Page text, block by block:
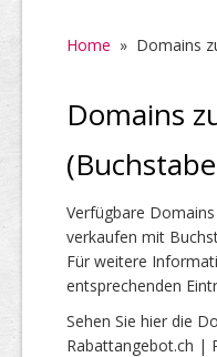
Home » Domains
Domains
Verfügbare
verkaufen mit
Für weitere
entsprechenden
Sehen Sie hier die
Rabattangebot.ch |